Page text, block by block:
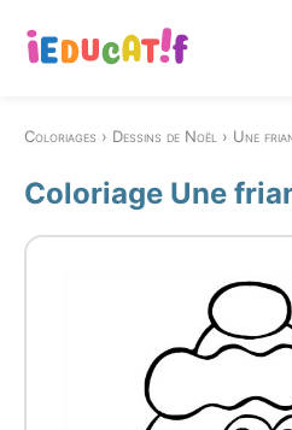
Coloriages Dessins de Noël Une
Coloriage Une